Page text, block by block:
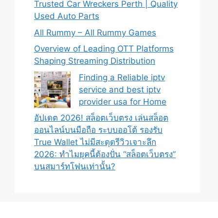
Trusted Car Wreckers Perth | Quality
Used Auto Parts
All Rummy – All Rummy Games
Overview of Leading OTT Platforms
Shaping Streaming Distribution
Finding a Reliable iptv
service and best iptv
provider usa for Home
อัปเดต 2026! สล็อตเว็บตรง เล่นสล็อต
ออนไลน์บนมือถือ ระบบออโต้ รองรับ
True Wallet ไม่มีสะดุดรีวิวเจาะลึก
2026: ทำไมยุคนี้ต้องปั่น “สล็อตเว็บตรง”
บนสมาร์ทโฟนเท่านั้น?